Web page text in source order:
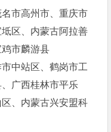
市高州市、重庆市
区、内蒙古阿拉善
市麟游县
中站区、鹤岗市工
广西桂林市平乐
、内蒙古兴安盟科